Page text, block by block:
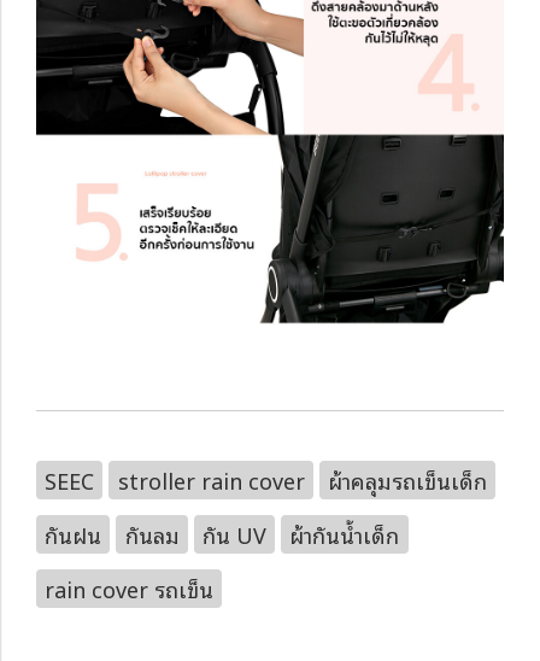
SEEC stroller rain cover
ผ้าคลุมรถเข็นเด็ก
กันฝน
กันลม กัน UV
ผ้ากันน้ำเด็ก
rain cover รถเข็น